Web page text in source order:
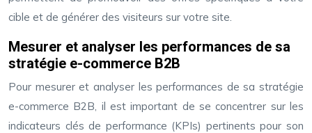
cible et de générer des visiteurs sur votre site.
Mesurer et analyser les performances de sa
stratégie e-commerce B2B
Pour mesurer et analyser les performances de sa stratégie
e-commerce B2B, il est important de se concentrer sur les
indicateurs clés de performance (KPIs) pertinents pour son